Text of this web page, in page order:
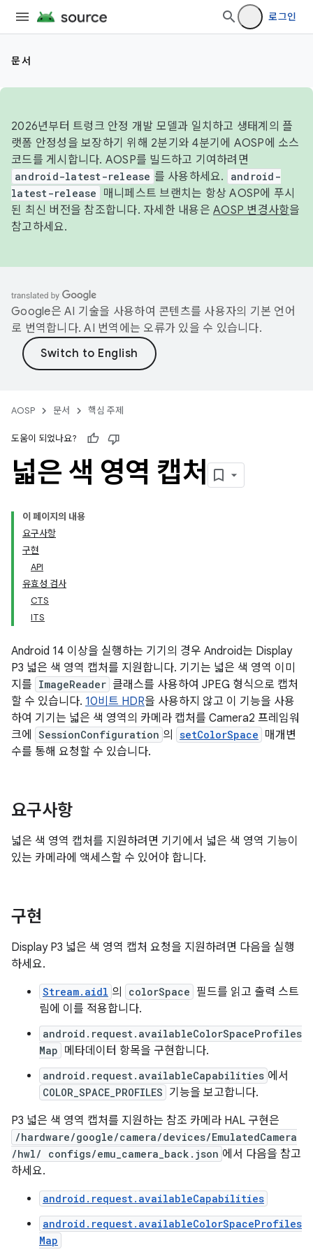
로그인
문서
2026년부터 트렁크 안정 개발 모델과 일치하고 생태계의 플
랫폼 안정성을 보장하기 위해 2분기와 4분기에 AOSP에 소스
코드를 게시합니다. AOSP를 빌드하고 기여하려면
android-latest-release 를 사용하세요.
android-
latest-release
매니페스트 브랜치는 항상 AOSP에 푸시
된 최신 버전을 참조합니다. 자세한 내용은 AOSP 변경사항을
참고하세요.
Google은 AI 기술을 사용하여 콘텐츠를 사용자의 기본 언어
로 번역합니다. AI 번역에는 오류가 있을 수 있습니다.
AOSP 문서 핵심 주제
도움이 되었나요?
넓은 색 영역 캡처
이 페이지의 내용
요구사항
구현
API
유효성 검사
CTS
ITS
Android 14 이상을 실행하는 기기의 경우 Android는 Display
P3 넓은 색 영역 캡처를 지원합니다. 기기는 넓은 색 영역 이미
지를 ImageReader 클래스를 사용하여 JPEG 형식으로 캡처
할 수 있습니다. 10비트 HDR을 사용하지 않고 이 기능을 사용
하여 기기는 넓은 색 영역의 카메라 캡처를 Camera2 프레임워
크에
SessionConfiguration 의 setColorSpace 매개변
수를 통해 요청할 수 있습니다.
요구사항
넓은 색 영역 캡처를 지원하려면 기기에서 넓은 색 영역 기능이
있는 카메라에 액세스할 수 있어야 합니다.
구현
Display P3 넓은 색 영역 캡처 요청을 지원하려면 다음을 실행
하세요.
Stream.aidl 의 colorSpace 필드를 읽고 출력 스트
림에 이를 적용합니다.
android.request.availableColorSpaceProfiles
Map 메타데이터 항목을 구현합니다.
android.request.availableCapabilities 에서
COLOR_SPACE_PROFILES 기능을 보고합니다.
P3 넓은 색 영역 캡처를 지원하는 참조 카메라 HAL 구현은
/hardware/google/camera/devices/EmulatedCamera
/hwl/ configs/emu_camera_back.json 에서 다음을 참고
하세요.
android.request.availableCapabilities
android.request.availableColorSpaceProfiles
Map